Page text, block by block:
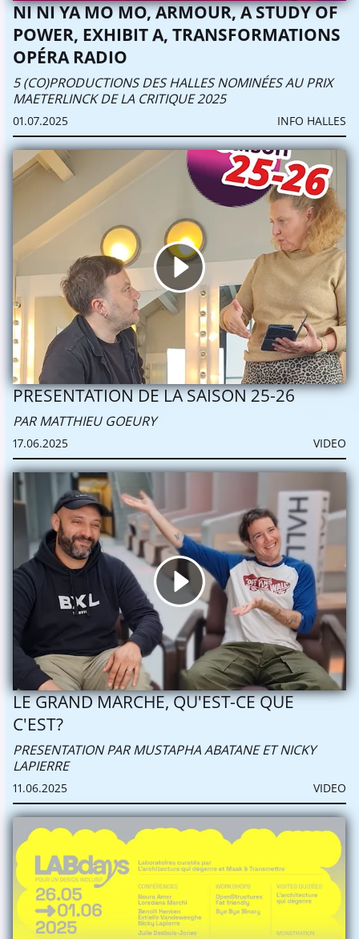
NI NI YA MO MO, ARMOUR, A STUDY OF
POWER, EXHIBIT A, TRANSFORMATIONS
OPÉRA RADIO
5 (CO)PRODUCTIONS DES HALLES NOMINÉES AU PRIX
MAETERLINCK DE LA CRITIQUE 2025
01.07.2025 INFO HALLES
PRESENTATION DE LA SAISON 25-26
PAR MATTHIEU GOEURY
17.06.2025 VIDEO
LE GRAND MARCHE, QU'EST-CE QUE
C'EST?
PRESENTATION PAR MUSTAPHA ABATANE ET NICKY
LAPIERRE
11.06.2025 VIDEO